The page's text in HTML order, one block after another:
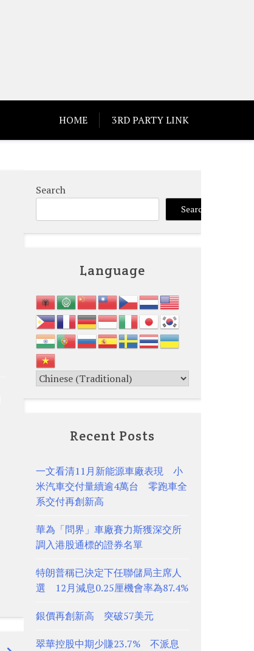
HOME 3RD PARTY LINK
Search
Search
Language
Recent Posts
一文看清11月新能源車廠表現 小
米汽車交付量續逾4萬台 零跑車全
系交付再創新高
華為「問界」車廠賽力斯獲深交所
調入港股通標的證券名單
特朗普稱已決定下任聯儲局主席人
選 12月減息0.25厘機會率為87.4%
銀價再創新高 突破57美元
翠華控股中期少賺23.7% 不派息